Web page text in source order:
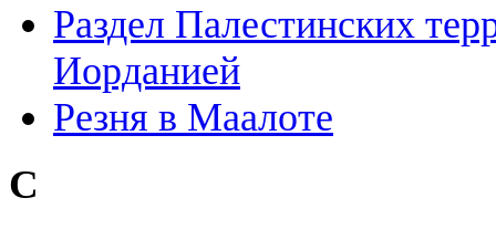
Раздел Палестинских
Иорданией
Резня в Маалоте
С